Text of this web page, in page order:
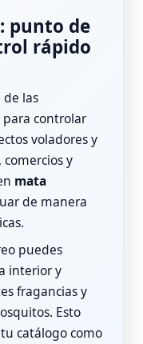
punto de
rápido
de las
para controlar
voladores y
y
mata
de manera
puedes
interior y
fragancias y
Esto
catálogo como